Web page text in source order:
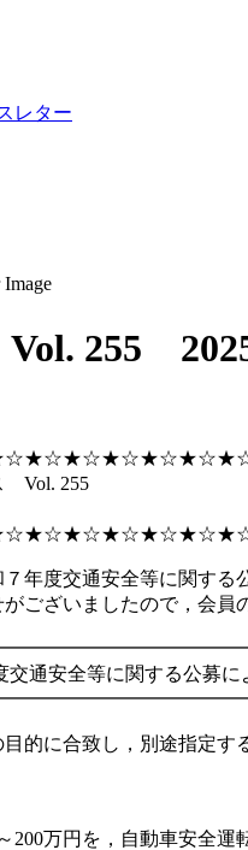
レター
255
Vol. 255
年度交通安全等に関す
ございましたので，会員
交通安全等に関する公募
的に合致し，別途指定
万円を，自動車安全運